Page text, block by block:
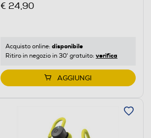
€ 24,90
Acquisto online: disponibile
Ritiro in negozio in 30' gratuito: verifica
AGGIUNGI